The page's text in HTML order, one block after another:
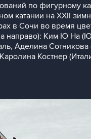
по фигурному
катании на XXII
в Сочи во время
направо): Ким Ю На
Аделина Сотникова
Костнер